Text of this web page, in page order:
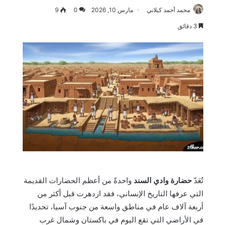
محمد أحمد كيلاني مارس 10, 2026 0
9
تُعَدّ حضارة وادي السند واحدةً من أعظم الحضارات القديمة
التي عرفها التاريخ الإنساني، فقد ازدهرت قبل أكثر من
أربعة آلاف عام في مناطق واسعة من جنوب آسيا، تحديدًا
في الأراضي التي تقع اليوم في باكستان وشمال غرب